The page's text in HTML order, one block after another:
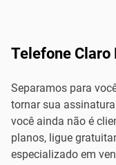
Telefone Claro
Separamos para
tornar sua
você ainda não é
planos, ligue
especializado em